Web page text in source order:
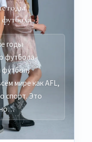
годы
футбола
годы
футбола
футбол,
мире как AFL,
спорт. Это